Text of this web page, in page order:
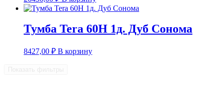
Тумба Tera 60Н 1д. Дуб Сонома
8427,00 ₽ В корзину